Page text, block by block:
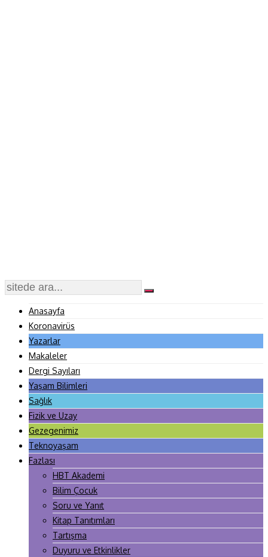
Anasayfa
Koronavirüs
Yazarlar
Makaleler
Dergi Sayıları
Yaşam Bilimleri
Sağlık
Fizik ve Uzay
Gezegenimiz
Teknoyaşam
Fazlası
HBT Akademi
Bilim Çocuk
Soru ve Yanıt
Kitap Tanıtımları
Tartışma
Duyuru ve Etkinlikler